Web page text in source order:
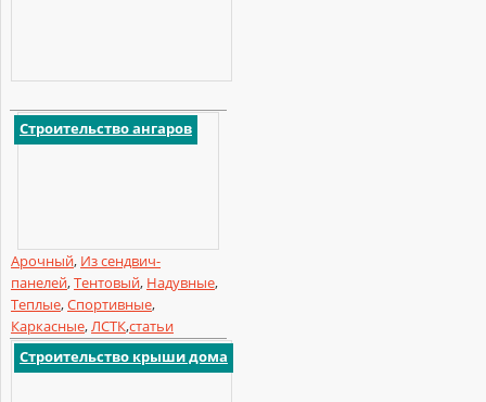
Строительство ангаров
Арочный, Из сендвич-
панелей,Тентовый, Надувные,
Теплые,Спортивные,
Каркасные,ЛСТК,статьи
Строительство крыши дома